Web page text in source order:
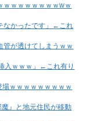
ｗｗｗｗｗｗｗｗwｗ
なかったです」←これ
管が透けてしまうｗｗ
入ｗｗｗ」←これ有り
場ｗｗｗｗｗｗｗｗｗ
』と地元住民が移動